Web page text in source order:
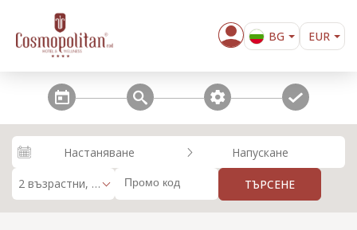
BG
EUR
steps_calendar search extra_services confirm
Настаняване Напускане
2 възрастни, 0 деца ТЪРСЕНЕ